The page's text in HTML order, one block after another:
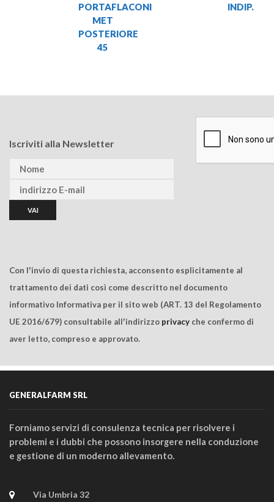
PORTAFLACONI
MET
POSTERIORE
45
INDIP.
Iscriviti alla Newsletter
Con l'invio di questa richiesta, acconsento esplicitamente al
trattamento dei dati così come descritto nel documento
informativo Informativa per il sito web (ART. 13 del Regolamento
UE 2016/679) consultabile all'indirizzo privacy che confermo di
aver letto, compreso e approvato.
GENERALFARM SRL
Forniamo servizi di consulenza tecnica per risolvere i
problemi e i dubbi che possono insorgere nella conduzione
e gestione di un moderno allevamento.
Via Umbria 32